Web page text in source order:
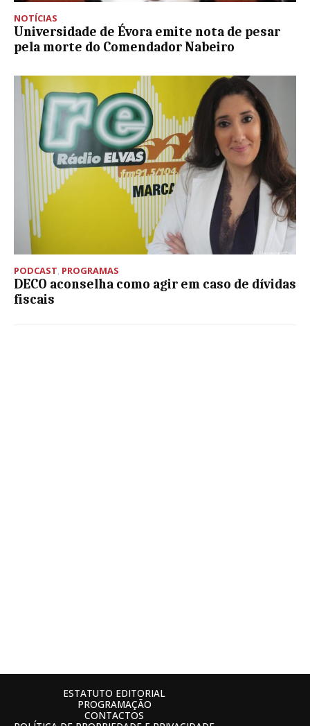
NOTÍCIAS
Universidade de Évora emite nota de pesar
pela morte do Comendador Nabeiro
PODCAST PROGRAMAS
DECO aconselha como agir em caso de dívidas
fiscais
ESTATUTO EDITORIAL
PROGRAMAÇÃO
CONTACTOS